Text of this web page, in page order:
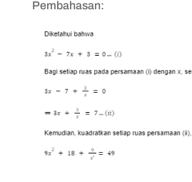
Pembahasan: